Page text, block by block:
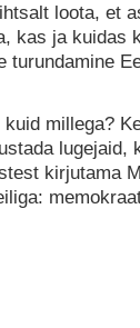
loota, et
kas ja kuidas
turundamine
millega?
lugejaid,
kirjutama